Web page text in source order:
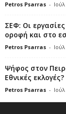
Petros Psarras -
ΣΕΦ: Οι
οροφή και στο
Petros Psarras -
Ψήφος στον
Εθνικές εκλογές?
Petros Psarras -